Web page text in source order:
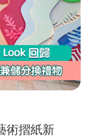
術摺紙新